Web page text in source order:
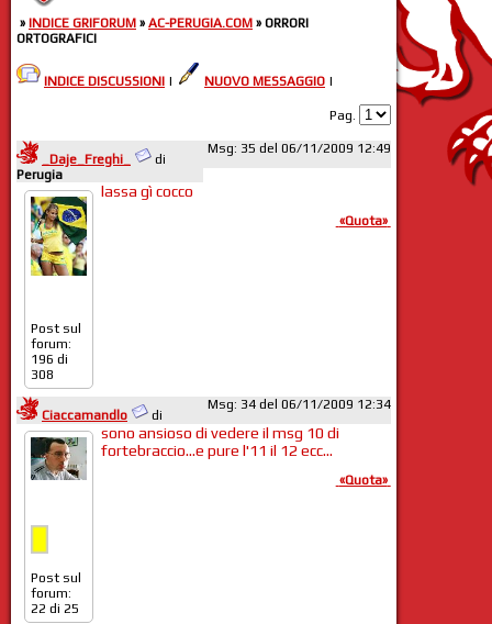
» INDICE GRIFORUM » AC-PERUGIA.COM » ORRORI
ORTOGRAFICI
INDICE DISCUSSIONI | NUOVO MESSAGGIO |
Pag.
_Daje_Freghi_
di
Perugia
Msg: 35 del 06/11/2009 12:49
Post sul
forum:
196 di
308
lassa gì cocco
«Quota»
Ciaccamandlo di
Msg: 34 del 06/11/2009 12:34
Post sul
forum:
22 di 25
sono ansioso di vedere il msg 10 di
fortebraccio...e pure l'11 il 12 ecc...
«Quota»